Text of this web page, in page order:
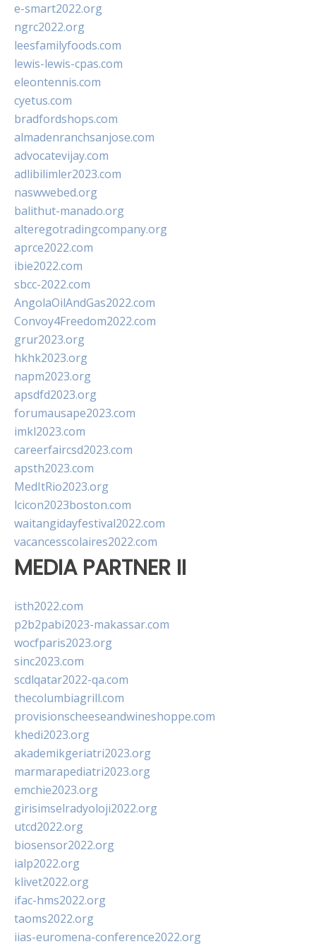
e-smart2022.org
ngrc2022.org
leesfamilyfoods.com
lewis-lewis-cpas.com
eleontennis.com
cyetus.com
bradfordshops.com
almadenranchsanjose.com
advocatevijay.com
adlibilimler2023.com
naswwebed.org
balithut-manado.org
alteregotradingcompany.org
aprce2022.com
ibie2022.com
sbcc-2022.com
AngolaOilAndGas2022.com
Convoy4Freedom2022.com
grur2023.org
hkhk2023.org
napm2023.org
apsdfd2023.org
forumausape2023.com
imkl2023.com
careerfaircsd2023.com
apsth2023.com
MedItRio2023.org
lcicon2023boston.com
waitangidayfestival2022.com
vacancesscolaires2022.com
MEDIA PARTNER II
isth2022.com
p2b2pabi2023-makassar.com
wocfparis2023.org
sinc2023.com
scdlqatar2022-qa.com
thecolumbiagrill.com
provisionscheeseandwineshoppe.com
khedi2023.org
akademikgeriatri2023.org
marmarapediatri2023.org
emchie2023.org
girisimselradyoloji2022.org
utcd2022.org
biosensor2022.org
ialp2022.org
klivet2022.org
ifac-hms2022.org
taoms2022.org
iias-euromena-conference2022.org